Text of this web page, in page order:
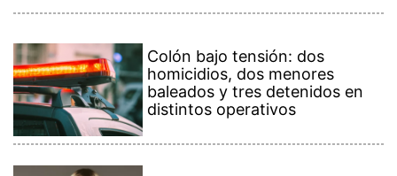
Colón bajo tensión: dos
homicidios, dos menores
baleados y tres detenidos en
distintos operativos